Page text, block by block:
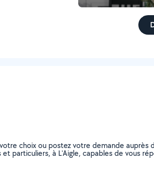
choix ou postez votre demande auprès
particuliers, à L'Aigle, capables de vous